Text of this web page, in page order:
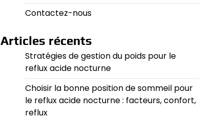
Contactez-nous
Articles récents
Stratégies de gestion du poids pour le
reflux acide nocturne
Choisir la bonne position de sommeil pour
le reflux acide nocturne : facteurs, confort,
reflux